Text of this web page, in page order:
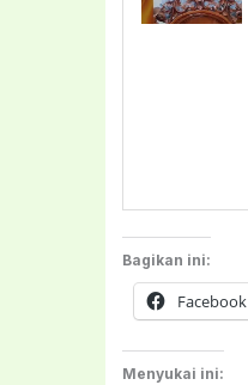
Bagikan ini:
Facebook
Menyukai ini: